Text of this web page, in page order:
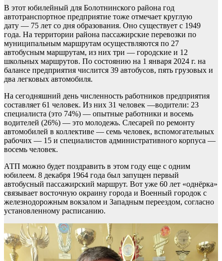
В этот юбилейный для Болотнинского района год
автотранспортное предприятие тоже отмечает круглую
дату — 75 лет со дня образования. Оно существует с 1949
года. На территории района пассажирские перевозки по
муниципальным маршрутам осуществляются по 27
автобусным маршрутам, из них три — городские и 12
школьных маршрутов. По состоянию на 1 января 2024 г. на
балансе предприятия числится 39 автобусов, пять грузовых и
два легковых автомобиля.
На сегодняшний день численность работников предприятия
составляет 61 человек. Из них 31 человек —водители: 23
специалиста (это 74%) — опытные работники и восемь
водителей (26%) — это молодежь. Слесарей по ремонту
автомобилей в коллективе — семь человек, вспомогательных
рабочих — 15 и специалистов административного корпуса —
восемь человек.
АТП можно будет поздравить в этом году еще с одним
юбилеем. 8 декабря 1964 года был запущен первый
автобусный пассажирский маршрут. Вот уже 60 лет «однёрка»
связывает восточную окраину города и Военный городок с
железнодорожным вокзалом и Западным переездом, согласно
установленному расписанию.